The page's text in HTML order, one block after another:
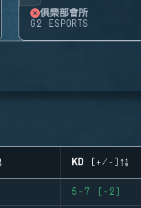
俱樂部會所
G2 ESPORTS
KD (+/-)
5-7 (-2)